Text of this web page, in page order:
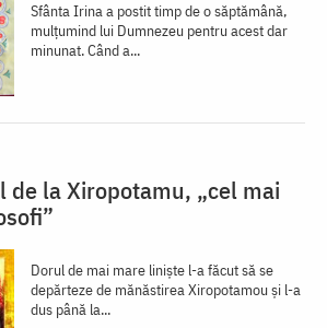
Sfânta Irina a postit timp de o săptămână,
mulțumind lui Dumnezeu pentru acest dar
minunat. Când a...
de la Xiropotamu, „cel mai
Dorul de mai mare liniște l-a făcut să se
depărteze de mănăstirea Xiropotamou și l-a
dus până la...